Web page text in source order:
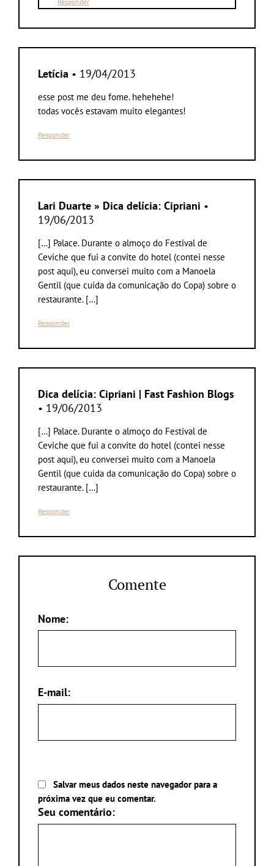
Letícia • 19/04/2013
esse post me deu fome. hehehehe!
todas vocês estavam muito elegantes!
Responder
Lari Duarte » Dica delícia: Cipriani •
19/06/2013
[…] Palace. Durante o almoço do Festival de
Ceviche que fui a convite do hotel (contei nesse
post aqui), eu conversei muito com a Manoela
Gentil (que cuida da comunicação do Copa) sobre o
restaurante. […]
Responder
Dica delícia: Cipriani | Fast Fashion Blogs
• 19/06/2013
[…] Palace. Durante o almoço do Festival de
Ceviche que fui a convite do hotel (contei nesse
post aqui), eu conversei muito com a Manoela
Gentil (que cuida da comunicação do Copa) sobre o
restaurante. […]
Responder
Comente
Nome:
E-mail:
Salvar meus dados neste navegador para a
próxima vez que eu comentar.
Seu comentário: